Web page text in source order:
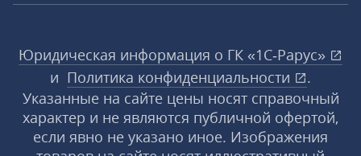
Юридическая информация о ГК «1С‑Рарус»
и Политика конфиденциальности
.
Указанные на сайте цены носят справочный
характер и не являются публичной офертой,
если явно не указано иное. Изображения